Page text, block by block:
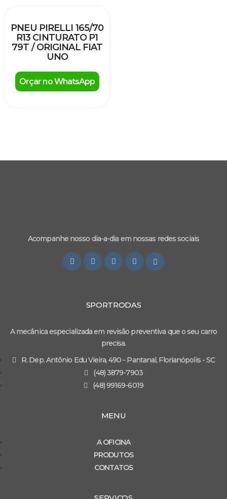
PNEU PIRELLI 165/70
R13 CINTURATO P1
79T / ORIGINAL FIAT
UNO
Orçar no WhatsApp
Acompanhe nosso dia-a-dia em nossas redes sociais
SPORTRODAS
A mecânica especializada em revisão preventiva que o seu carro
precisa.
R. Dep. Antônio Edu Vieira, 490 - Pantanal, Florianópolis - SC
(48) 3879-7903
(48) 99169-6019
MENU
A OFICINA
PRODUTOS
CONTATOS